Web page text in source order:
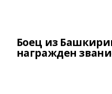
Боец из
награжден